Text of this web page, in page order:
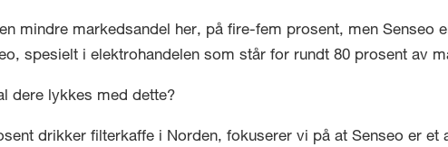
mindre markedsandel her, på fire-fem prosent, men Senseo
spesielt i elektrohandelen som står for rundt 80 prosent av
dere lykkes med dette?
drikker filterkaffe i Norden, fokuserer vi på at Senseo er